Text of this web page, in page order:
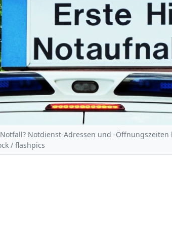
Notdienst-Adressen und -
/ flashpics